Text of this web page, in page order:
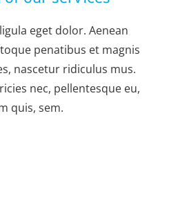
eget dolor. Aenean
penatibus et magnis
nascetur ridiculus mus.
nec, pellentesque eu,
quis, sem.